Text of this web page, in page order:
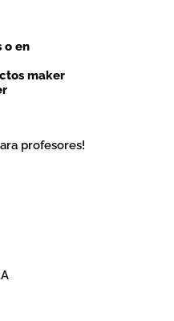
o en
maker
profesores!